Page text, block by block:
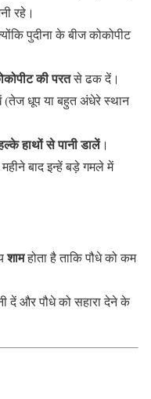
रहे।
पुदीना के बीज कोकोपीट
की परतसे ढक दें।
धूप या बहुत अंधेरे स्थान
हाथों से पानी डालें।
बाद इन्हें बड़े गमले में
शामहोता है ताकि पौधे को कम
दें और पौधे को सहारा देने के